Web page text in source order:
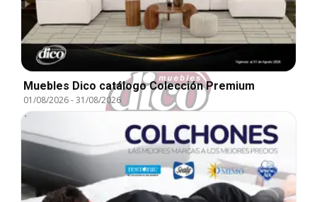
Muebles Dico catálogo Colección Premium
01/08/2026-31/08/2026